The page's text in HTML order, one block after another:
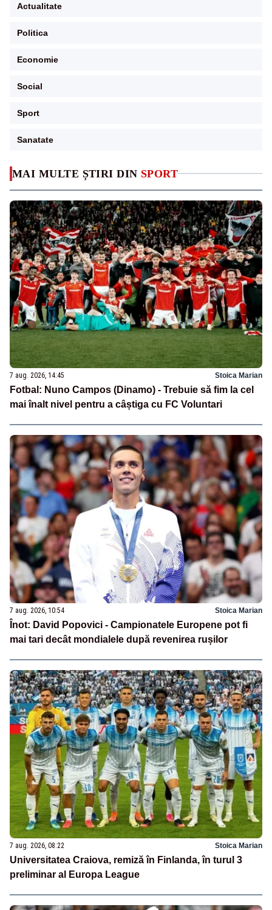
MAI MULTE ȘTIRI DIN SPORT
7 aug. 2026, 14:45 Stoica Marian
Fotbal: Nuno Campos (Dinamo) - Trebuie să fim la cel
mai înalt nivel pentru a câștiga cu FC Voluntari
7 aug. 2026, 10:54 Stoica Marian
Înot: David Popovici - Campionatele Europene pot fi
mai tari decât mondialele după revenirea rușilor
7 aug. 2026, 08:22 Stoica Marian
Universitatea Craiova, remiză în Finlanda, în turul 3
preliminar al Europa League
Actualitate
Politica
Economie
Social
Sport
Sanatate